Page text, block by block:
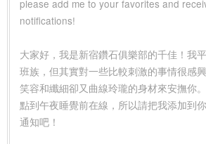
please add me to your favorites and
notifications!
大家好，我是新宿鑽石俱樂部的千佳！我
班族，但其實對一些比較刺激的事情很感
笑容和纖細卻又曲線玲瓏的身材來安撫你
點到午夜睡覺前在線，所以請把我添加到
通知吧！